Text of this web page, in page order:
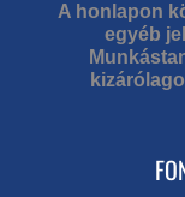
A honlapon
egyéb